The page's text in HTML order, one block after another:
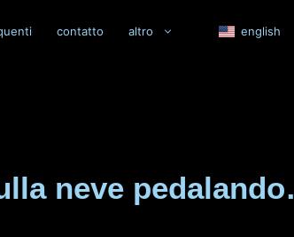
contatto altro english
neve